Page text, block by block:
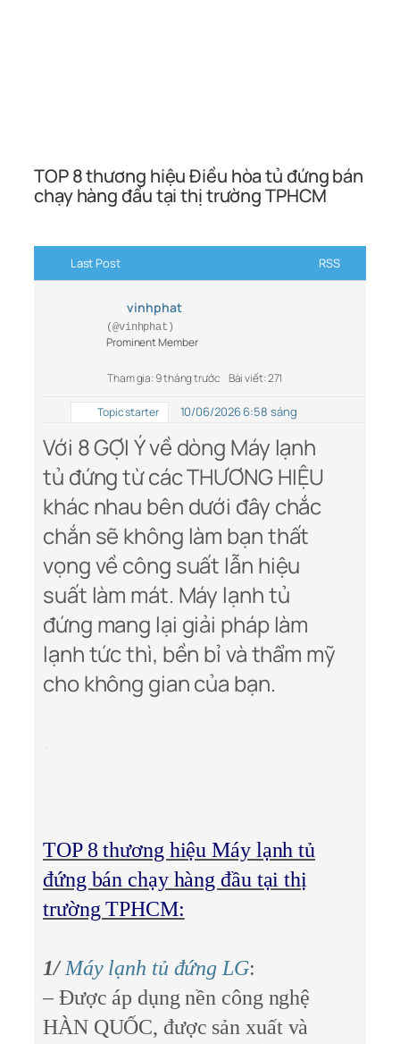
TOP 8 thương hiệu Điều hòa tủ đứng bán
chạy hàng đầu tại thị trường TPHCM
Last Post RSS
vinhphat
(@vinhphat)
Prominent Member
Tham gia: 9 tháng trước Bài viết: 271
Topic starter 10/06/2026 6:58 sáng
Với 8 GỢI Ý về dòng Máy lạnh
tủ đứng từ các THƯƠNG HIỆU
khác nhau bên dưới đây chắc
chắn sẽ không làm bạn thất
vọng về công suất lẫn hiệu
suất làm mát. Máy lạnh tủ
đứng mang lại giải pháp làm
lạnh tức thì, bền bỉ và thẩm mỹ
cho không gian của bạn.
TOP 8 thương hiệu Máy lạnh tủ
đứng bán chạy hàng đầu tại thị
trường TPHCM:
1/ Máy lạnh tủ đứng LG:
– Được áp dụng nền công nghệ
HÀN QUỐC, được sản xuất và